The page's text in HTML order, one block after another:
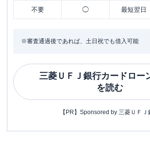
不要 ◯ 最短翌日
※審査通過後であれば、土日祝でも借入可能
三菱ＵＦＪ銀行カードロー
を読む
【PR】Sponsored by 三菱ＵＦＪ